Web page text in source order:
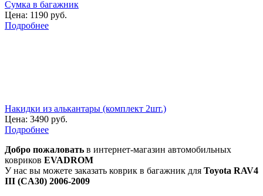
Сумка в багажник
Цена: 1190 руб.
Подробнее
Накидки из алькантары (комплект 2шт.)
Цена: 3490 руб.
Подробнее
Добро пожаловать в интернет-магазин автомобильных
ковриков EVADROM
У нас вы можете заказать коврик в багажник для Toyota RAV4
III (CA30) 2006-2009